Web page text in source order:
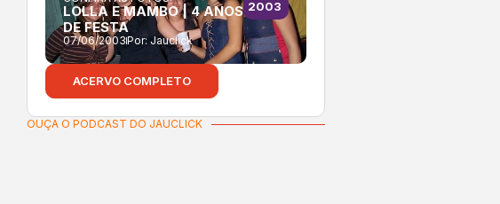
LOLLA E MAMBO | 4 ANOS
DE FESTA
07/06/2003Por: Jauclick
2003
ACERVO COMPLETO
OUÇA O PODCAST DO JAUCLICK